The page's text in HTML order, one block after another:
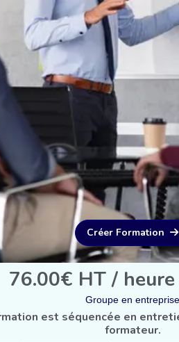
Créer Formation
76.00€ HT /
Groupe en entreprise
est séquencée en
formateur.